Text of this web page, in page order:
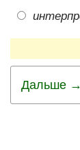
Дальше →